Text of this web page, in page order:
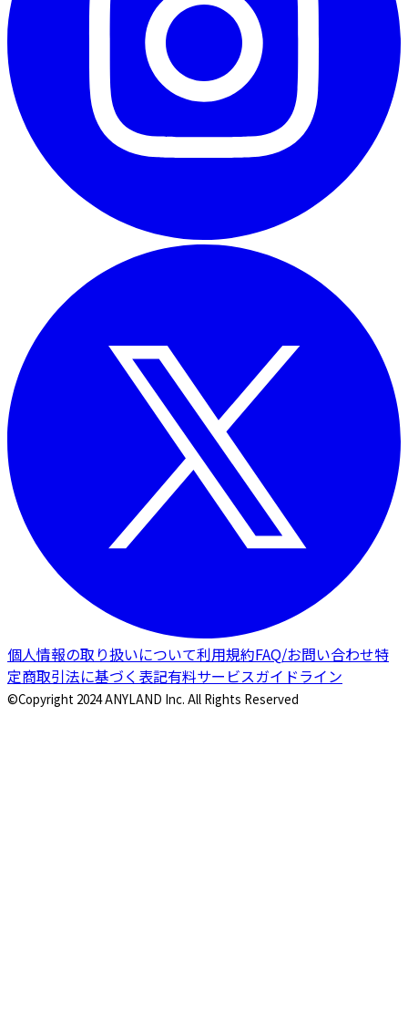
個人情報の取り扱いについて利用規約FAQ/お問い合わせ特
定商取引法に基づく表記有料サービスガイドライン
©Copyright 2024 ANYLAND Inc. All Rights Reserved